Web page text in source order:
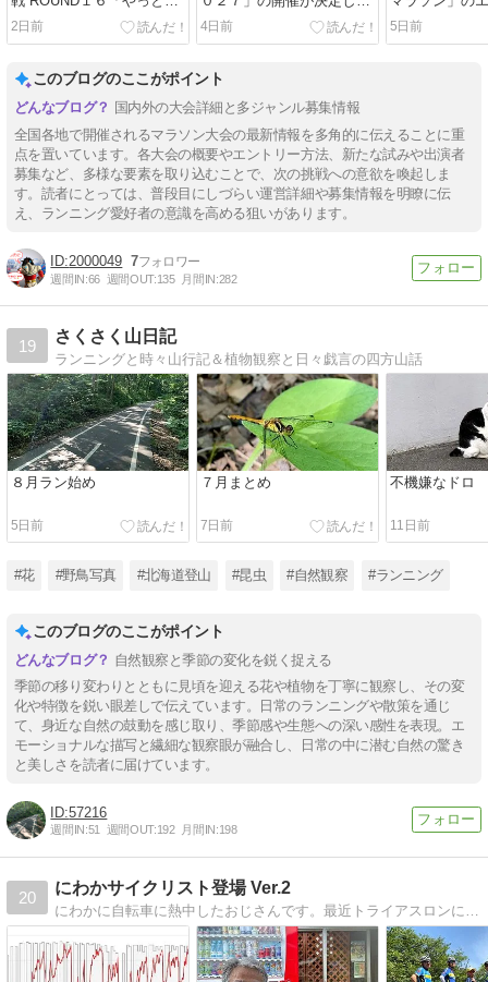
たせたこと」
2日前
した。
4日前
始まっていま
5日前
このブログのここがポイント
国内外の大会詳細と多ジャンル募集情報
全国各地で開催されるマラソン大会の最新情報を多角的に伝えることに重
点を置いています。各大会の概要やエントリー方法、新たな試みや出演者
募集など、多様な要素を取り込むことで、次の挑戦への意欲を喚起しま
す。読者にとっては、普段目にしづらい運営詳細や募集情報を明瞭に伝
え、ランニング愛好者の意識を高める狙いがあります。
2000049 7
週間IN:66 週間OUT:135 月間IN:282
19
さくさく山日記
ランニングと時々山行記＆植物観察と日々戯言の四方山話
８月ラン始め
5日前
７月まとめ
7日前
不機嫌なドロ
11日前
#花 #野鳥写真 #北海道登山 #昆虫 #自然観察 #ランニング
このブログのここがポイント
自然観察と季節の変化を鋭く捉える
季節の移り変わりとともに見頃を迎える花や植物を丁寧に観察し、その変
化や特徴を鋭い眼差しで伝えています。日常のランニングや散策を通じ
て、身近な自然の鼓動を感じ取り、季節感や生態への深い感性を表現。エ
モーショナルな描写と繊細な観察眼が融合し、日常の中に潜む自然の驚き
と美しさを読者に届けています。
57216
週間IN:51 週間OUT:192 月間IN:198
20
にわかサイクリスト登場 Ver.2